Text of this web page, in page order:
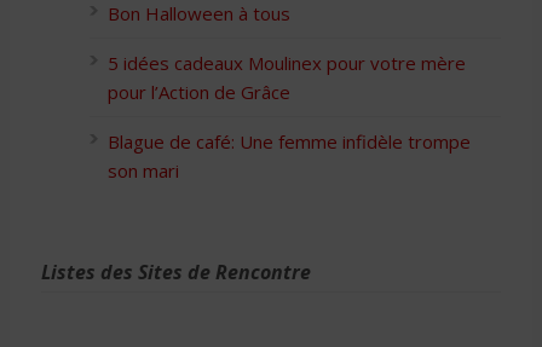
Bon Halloween à tous
5 idées cadeaux Moulinex pour votre mère
pour l’Action de Grâce
Blague de café: Une femme infidèle trompe
son mari
Listes des Sites de Rencontre